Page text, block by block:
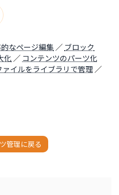
なページ編集／ ブロック
化 ／ コンテンツのパーツ化
ァイルをライブラリで管理／
管理に戻る